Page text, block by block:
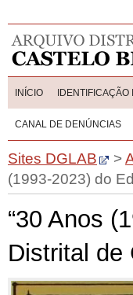
INÍCIO
CANAL DE DENÚNCIAS
Sites DGLAB >
(1993-2023) do
“30 Anos
Distrital de